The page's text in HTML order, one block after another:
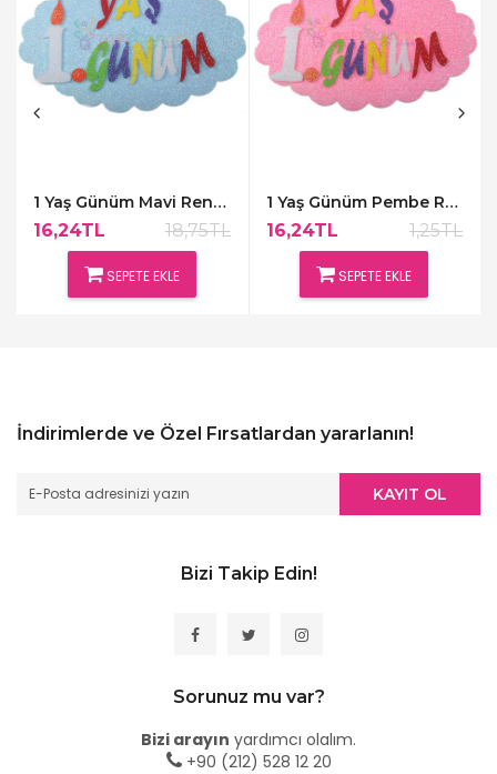
1 Yaş Günüm Mavi Renk Kapı Süsü,48x30cm
16,24TL 18,75TL
SEPETE EKLE
1 Yaş Günüm Pembe Renk Kapı Süsü,48x30cm
16,24TL 1,25TL
SEPETE EKLE
İndirimlerde ve Özel Fırsatlardan yararlanın!
KAYIT OL
Bizi Takip Edin!
Sorunuz mu var?
Bizi arayın yardımcı olalım.
+90 (212) 528 12 20